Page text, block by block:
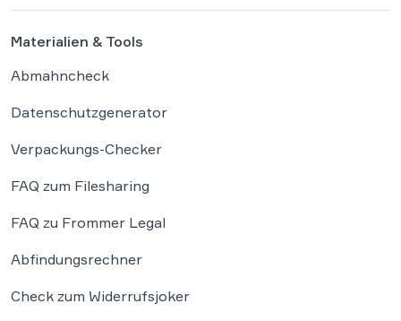
Materialien & Tools
Abmahncheck
Datenschutzgenerator
Verpackungs-Checker
FAQ zum Filesharing
FAQ zu Frommer Legal
Abfindungsrechner
Check zum Widerrufsjoker